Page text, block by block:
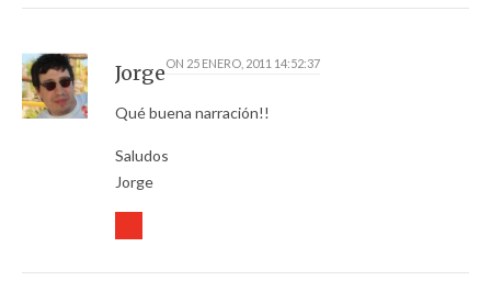
JorgeON 25 ENERO, 2011 14:52:37
Qué buena narración!!
Saludos
Jorge